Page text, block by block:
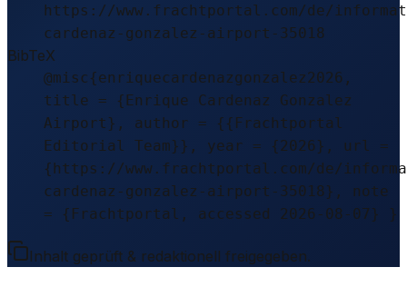
https://www.frachtportal.com/de/
cardenaz-gonzalez-airport-35018
BibTeX
@misc{enriquecardenazgonzalez2026,
title = {Enrique Cardenaz Gonzalez
Airport}, author = {{Frachtportal
Editorial Team}}, year = {2026}, url =
{https://www.frachtportal.com/de/
cardenaz-gonzalez-airport-35018}, note
= {Frachtportal, accessed 2026-08-07} }
Inhalt geprüft & redaktionell freigegeben.